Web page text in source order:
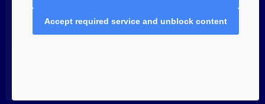
Accept required service and unblock content